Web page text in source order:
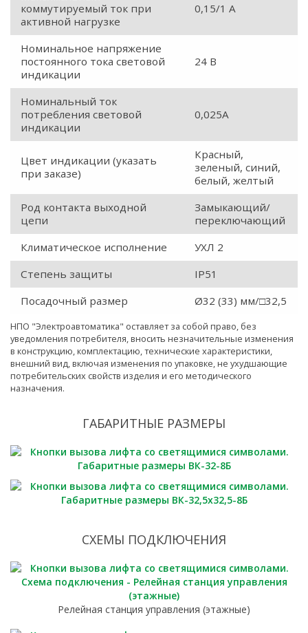
коммутируемый ток при
активной нагрузке
0,15/1 А
Номинальное напряжение
постоянного тока световой
индикации
24 В
Номинальный ток
потребления световой
индикации
0,025А
Цвет индикации (указать
при заказе)
Красный,
зеленый, синий,
белый, желтый
Род контакта выходной
цепи
Замыкающий/
переключающий
Климатическое исполнение
УХЛ 2
Степень защиты
IP51
Посадочный размер
Ø32 (33) мм/□32,5
НПО "Электроавтоматика" оставляет за собой право, без
уведомления потребителя, вносить незначительные изменения
в конструкцию, комплектацию, технические характеристики,
внешний вид, включая изменения по упаковке, не ухудшающие
потребительских свойств изделия и его методического
назначения.
ГАБАРИТНЫЕ РАЗМЕРЫ
СХЕМЫ ПОДКЛЮЧЕНИЯ
Релейная станция управления (этажные)